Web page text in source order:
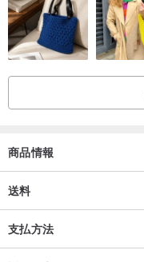
商品情報
送料
支払方法